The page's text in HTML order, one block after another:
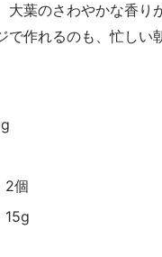
大葉のさわやかな香
で作れるのも、忙しい
2個
15g